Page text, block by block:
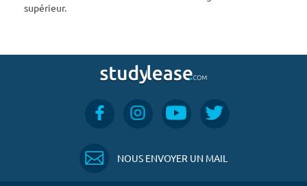
supérieur.
NOUS ENVOYER UN MAIL